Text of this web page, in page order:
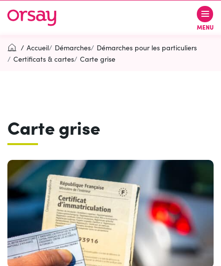
navigation
au
au
page
Ville d’Orsay MENU
Contactez-nous
Accueil Démarches
Démarches pour les particuliers
Certificats & cartes
Carte grise
Carte grise